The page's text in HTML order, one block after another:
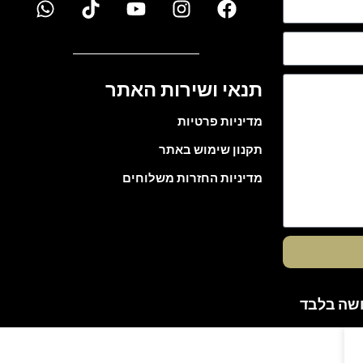
תנאי ושירות האתר
מדיניות פרטיות
תקנון שימוש באתר
מדיניות החזרות משלוחים